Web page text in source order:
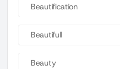
Beautification
Beautifull
Beauty